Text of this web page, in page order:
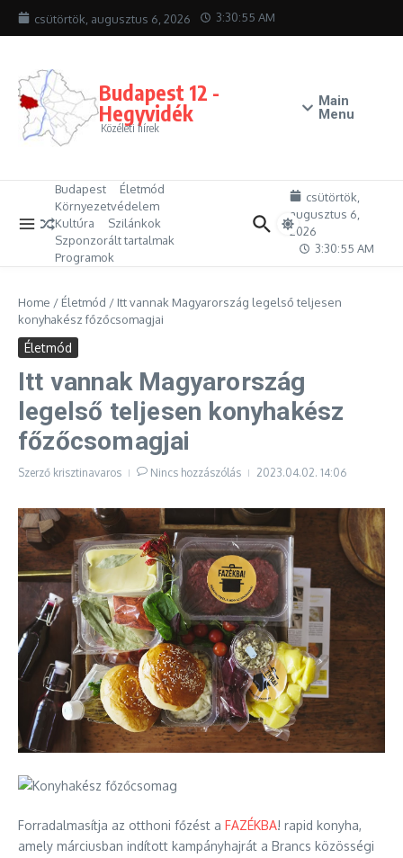
Ugrás a tartalomhoz
csütörtök, augusztus 6, 2026 3:30:55 AM
Budapest 12 -
Hegyvidék
Közéleti hírek
Main
Menu
Budapest
Életmód
Környezetvédelem
Kultúra
Szilánkok
Szponzorált tartalmak
Programok
csütörtök,
augusztus 6,
2026
3:30:55 AM
Home / Életmód / Itt vannak Magyarország legelső teljesen
konyhakész főzőcsomagjai
Életmód
Itt vannak Magyarország
legelső teljesen konyhakész
főzőcsomagjai
Szerző krisztinavaros Nincs hozzászólás 2023.04.02. 14:06
Forradalmasítja az otthoni főzést a FAZÉKBA! rapid konyha,
amely márciusban indított kampányhajrát a Brancs közösségi